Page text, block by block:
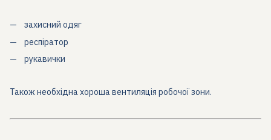
захисний одяг
респіратор
рукавички
Також необхідна хороша вентиляція робочої зони.